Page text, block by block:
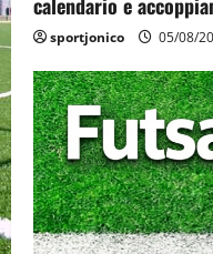
calendario e
sportjonico 05/08/